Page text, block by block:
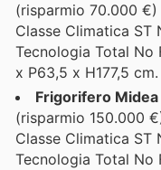
(risparmio 70.000 €)
Classe Climatica ST
Tecnologia Total No
x P63,5 x H177,5 cm.
Frigorifero Midea
(risparmio 150.000
Classe Climatica ST
Tecnologia Total No